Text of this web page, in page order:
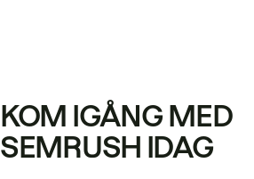
KOM IGÅNG MED
SEMRUSH IDAG